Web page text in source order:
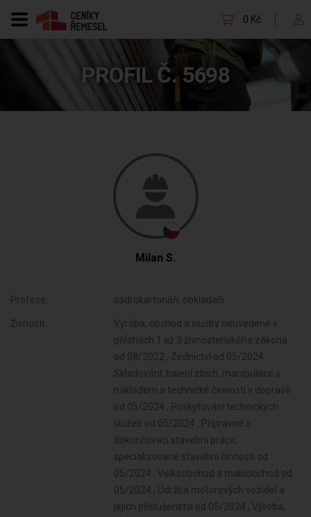
0 Kč
PROFIL Č. 5698
Milan S.
Profese: sádrokartonáři, obkladači
Živnosti:
Výroba, obchod a služby neuvedené v
přílohách 1 až 3 živnostenského zákona
od 08/2022 , Zednictví od 05/2024 ,
Skladování, balení zboží, manipulace s
nákladem a technické činnosti v dopravě
od 05/2024 , Poskytování technických
služeb od 05/2024 , Přípravné a
dokončovací stavební práce,
specializované stavební činnosti od
05/2024 , Velkoobchod a maloobchod od
05/2024 , Údržba motorových vozidel a
jejich příslušenství od 05/2024 , Výroba,